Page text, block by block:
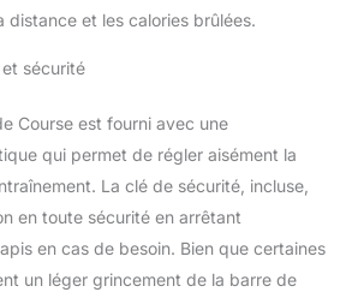
distance et les calories brûlées.
et sécurité
Course est fourni avec une
qui permet de régler aisément la
La clé de sécurité, incluse,
en toute sécurité en arrêtant
en cas de besoin. Bien que certaines
un léger grincement de la barre de